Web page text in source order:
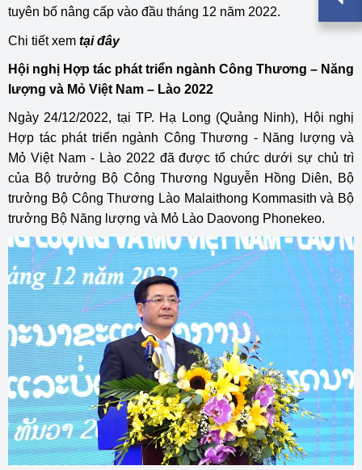
tuyên bố nâng cấp vào đầu tháng 12 năm 2022.
Chi tiết xem tại đây
Hội nghị Hợp tác phát triển ngành Công Thương – Năng
lượng và Mỏ Việt Nam – Lào 2022
Ngày 24/12/2022, tại TP. Hạ Long (Quảng Ninh), Hội nghị
Hợp tác phát triển ngành Công Thương - Năng lượng và
Mỏ Việt Nam - Lào 2022 đã được tổ chức dưới sự chủ trì
của Bộ trưởng Bộ Công Thương Nguyễn Hồng Diên, Bộ
trưởng Bộ Công Thương Lào Malaithong Kommasith và Bộ
trưởng Bộ Năng lượng và Mỏ Lào Daovong Phonekeo.